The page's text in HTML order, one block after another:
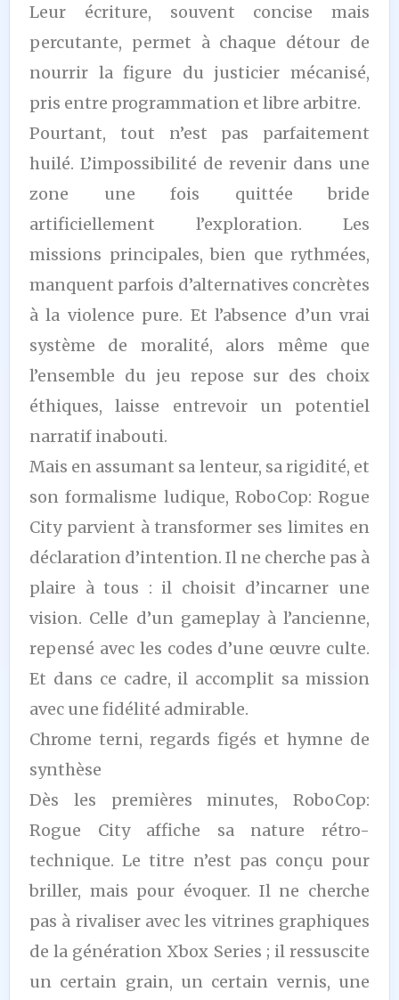
Leur écriture, souvent concise mais
percutante, permet à chaque détour de
nourrir la figure du justicier mécanisé,
pris entre programmation et libre arbitre.
Pourtant, tout n’est pas parfaitement
huilé. L’impossibilité de revenir dans une
zone une fois quittée bride
artificiellement l’exploration. Les
missions principales, bien que rythmées,
manquent parfois d’alternatives concrètes
à la violence pure. Et l’absence d’un vrai
système de moralité, alors même que
l’ensemble du jeu repose sur des choix
éthiques, laisse entrevoir un potentiel
narratif inabouti.
Mais en assumant sa lenteur, sa rigidité, et
son formalisme ludique, RoboCop: Rogue
City parvient à transformer ses limites en
déclaration d’intention. Il ne cherche pas à
plaire à tous : il choisit d’incarner une
vision. Celle d’un gameplay à l’ancienne,
repensé avec les codes d’une œuvre culte.
Et dans ce cadre, il accomplit sa mission
avec une fidélité admirable.
Chrome terni, regards figés et hymne de
synthèse
Dès les premières minutes, RoboCop:
Rogue City affiche sa nature rétro-
technique. Le titre n’est pas conçu pour
briller, mais pour évoquer. Il ne cherche
pas à rivaliser avec les vitrines graphiques
de la génération Xbox Series ; il ressuscite
un certain grain, un certain vernis, une